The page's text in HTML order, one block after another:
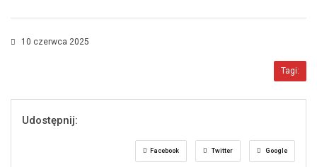
10 czerwca 2025
Tagi:
Udostępnij:
Facebook Twitter Google